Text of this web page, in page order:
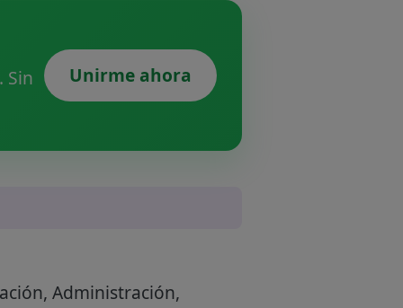
Sin
Unirme ahora
Administración,